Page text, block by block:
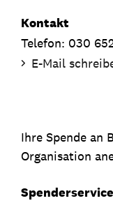
Kontakt
Telefon: 030
E-Mail
Ihre Spende an
Organisation
Spenderservice